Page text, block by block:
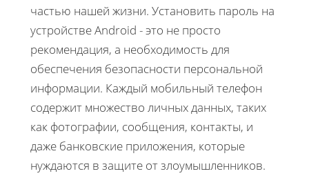
частью нашей жизни. Установить пароль на
устройстве Android - это не просто
рекомендация, а необходимость для
обеспечения безопасности персональной
информации. Каждый мобильный телефон
содержит множество личных данных, таких
как фотографии, сообщения, контакты, и
даже банковские приложения, которые
нуждаются в защите от злоумышленников.